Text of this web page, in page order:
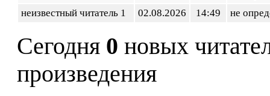
неизвестный читатель 1
02.08.2026 14:49 не
Сегодня 0 новых
произведения